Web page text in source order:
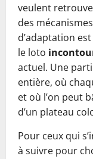
veulent
des
d’adaptation
le loto
actuel. Une
entière, où
et où l’on peut
d’un plateau
Pour ceux qui
à suivre pour